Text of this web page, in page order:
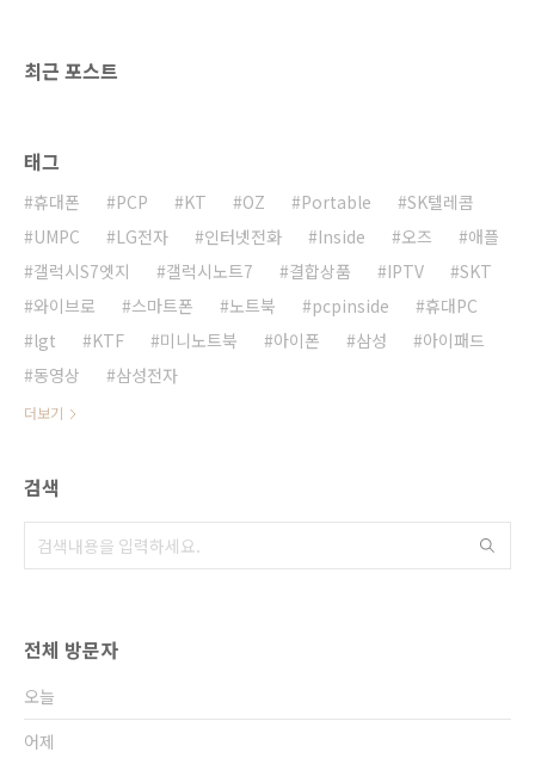
최근 포스트
태그
휴대폰 PCP KT OZ Portable
SK텔레콤
UMPC
LG전자 인터넷전화 Inside 오즈
애플
갤럭시S7엣지
갤럭시노트7 결합상품 IPTV
SKT
와이브로
스마트폰 노트북 pcpinside
휴대PC
lgt
KTF 미니노트북 아이폰 삼성
아이패드
동영상
삼성전자
더보기
검색
전체 방문자
오늘
어제